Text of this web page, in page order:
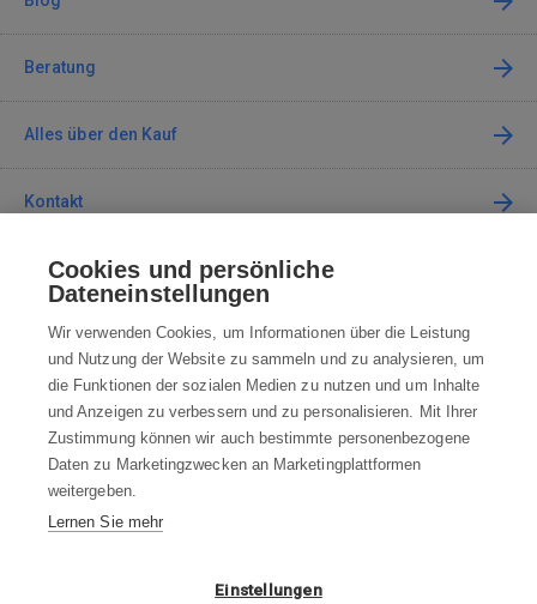
Beratung
Alles über den Kauf
Kontakt
Kontaktieren Sie uns
info@robotworld.de
+49 25 197 159 962 Mo-Fr 8:00—16:00 Uhr
ALLE KONTAKTE
WIDERRUFSBELEHRUNG
DATENSCHUTZERKLÄRUNG
Cookies und persönliche
Dateneinstellungen
Wir verwenden Cookies, um Informationen über die Leistung
und Nutzung der Website zu sammeln und zu analysieren, um
die Funktionen der sozialen Medien zu nutzen und um Inhalte
und Anzeigen zu verbessern und zu personalisieren. Mit Ihrer
Zustimmung können wir auch bestimmte personenbezogene
Daten zu Marketingzwecken an Marketingplattformen
weitergeben.
Lernen Sie mehr
Einstellungen